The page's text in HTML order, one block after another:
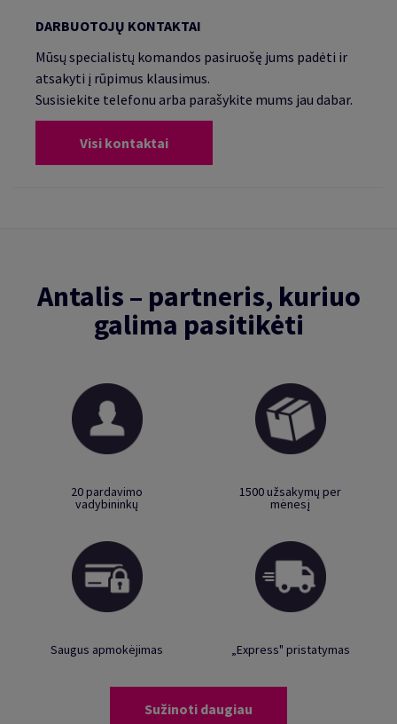
DARBUOTOJŲ KONTAKTAI
Mūsų specialistų komandos pasiruošę jums padėti ir
atsakyti į rūpimus klausimus.
Susisiekite telefonu arba parašykite mums jau dabar.
Visi kontaktai
Antalis – partneris, kuriuo
galima pasitikėti
20 pardavimo
vadybininkų
1500 užsakymų per
mėnesį
Saugus apmokėjimas „Express" pristatymas
Sužinoti daugiau